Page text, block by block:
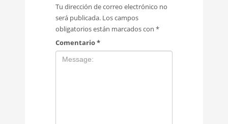
Tu dirección de correo electrónico no
será publicada. Los campos
obligatorios están marcados con *
Comentario*